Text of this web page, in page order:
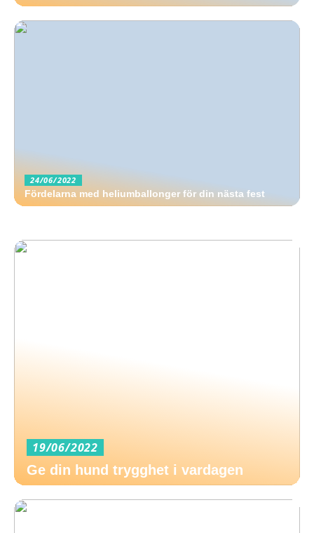
24/06/2022
Fördelarna med heliumballonger för din nästa fest
19/06/2022
Ge din hund trygghet i vardagen